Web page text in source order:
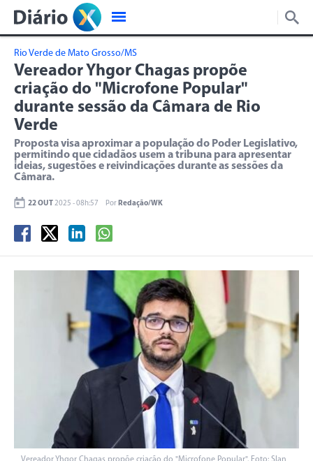
Rio Verde de Mato Grosso/MS
Vereador Yhgor Chagas propõe
criação do "Microfone Popular"
durante sessão da Câmara de Rio
Verde
Proposta visa aproximar a população do Poder Legislativo,
permitindo que cidadãos usem a tribuna para apresentar
ideias, sugestões e reivindicações durante as sessões da
Câmara.
22 OUT2025 - 08h:57 Por Redação/WK